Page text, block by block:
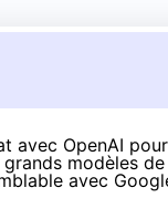
avec OpenAI
modèles de
avec